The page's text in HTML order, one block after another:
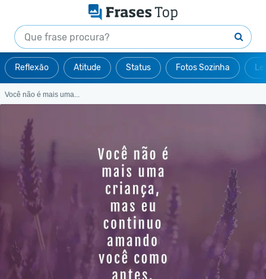
Reflexão Atitude Status Fotos Sozinha
Você não é mais uma...